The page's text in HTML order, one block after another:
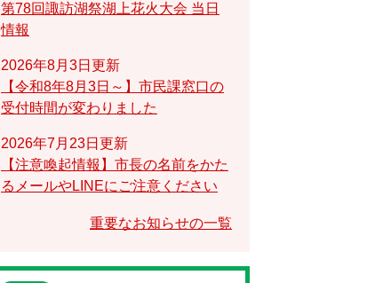
第78回諏訪湖祭湖上花火大会 当日
情報
2026年8月3日更新
【令和8年8月3日～】市民課窓口の
受付時間が変わりました
2026年7月23日更新
【注意喚起情報】市長の名前をかた
るメールやLINEにご注意ください
重要なお知らせの一覧